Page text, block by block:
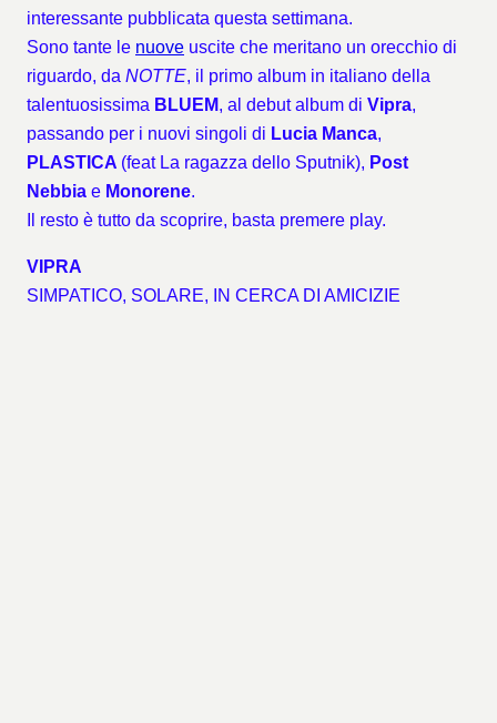
interessante pubblicata questa settimana.
Sono tante le nuove uscite che meritano un orecchio di
riguardo, da NOTTE , il primo album in italiano della
talentuosissima BLUEM , al debut album di Vipra
passando per i nuovi singoli di Lucia Manca
PLASTICA (feat La ragazza dello Sputnik), Post
Nebbia e Monorene
Il resto è tutto da scoprire, basta premere play.
VIPRA
SIMPATICO, SOLARE, IN CERCA DI AMICIZIE